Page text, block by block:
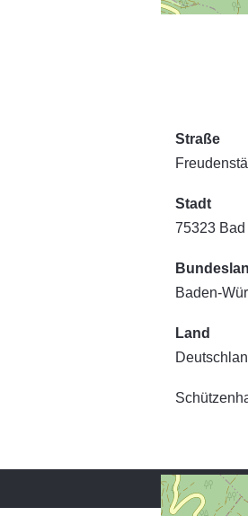
Straße
Stadt
75323 Bad
Baden-
Land